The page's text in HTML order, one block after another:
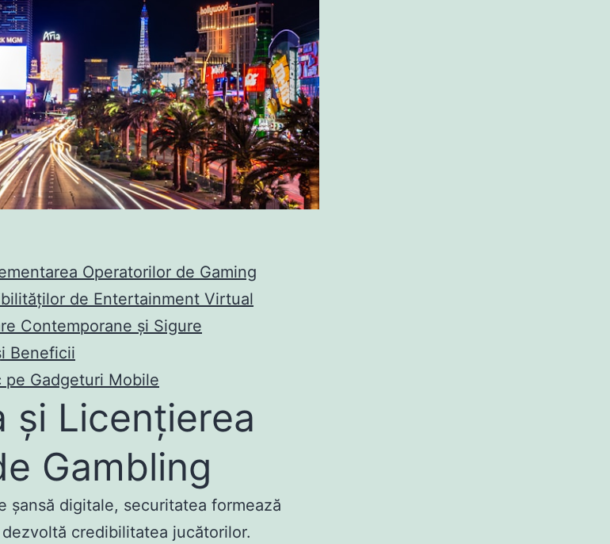
Operatorilor de Gaming
de Entertainment Virtual
Contemporane și Sigure
Beneficii
Gadgeturi Mobile
și Licențierea
Gambling
șansă digitale, securitatea formează
credibilitatea jucătorilor.